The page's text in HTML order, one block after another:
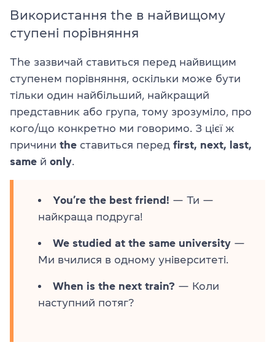
Використання the в найвищому
ступені порівняння
The зазвичай ставиться перед найвищим
ступенем порівняння, оскільки може бути
тільки один найбільший, найкращий
представник або група, тому зрозуміло, про
кого/що конкретно ми говоримо. З цієї ж
причини the ставиться перед first, next, last,
same й only.
You’re the best friend! — Ти —
найкраща подруга!
We studied at the same university —
Ми вчилися в одному університеті.
When is the next train? — Коли
наступний потяг?